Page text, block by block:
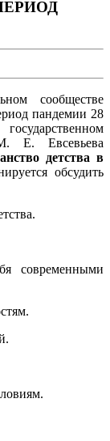
сообществе
пандемии 28
Е. Евсевьева
детства в
обсудить
современными